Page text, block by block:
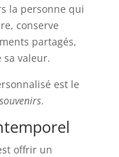
la personne qui
conserve
partagés,
valeur.
est le
.
offrir un